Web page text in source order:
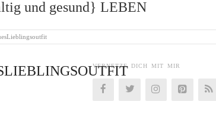
und gesund} LEBEN
VERNETZE DICH MIT MIR